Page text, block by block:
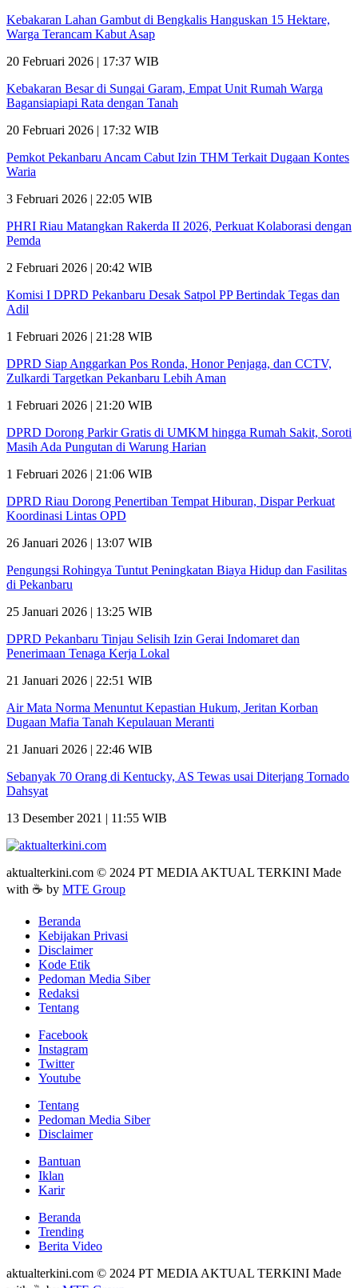
Kebakaran Lahan Gambut di Bengkalis Hanguskan 15 Hektare,
Warga Terancam Kabut Asap
20 Februari 2026 | 17:37 WIB
Kebakaran Besar di Sungai Garam, Empat Unit Rumah Warga
Bagansiapiapi Rata dengan Tanah
20 Februari 2026 | 17:32 WIB
Pemkot Pekanbaru Ancam Cabut Izin THM Terkait Dugaan Kontes
Waria
3 Februari 2026 | 22:05 WIB
PHRI Riau Matangkan Rakerda II 2026, Perkuat Kolaborasi dengan
Pemda
2 Februari 2026 | 20:42 WIB
Komisi I DPRD Pekanbaru Desak Satpol PP Bertindak Tegas dan
Adil
1 Februari 2026 | 21:28 WIB
DPRD Siap Anggarkan Pos Ronda, Honor Penjaga, dan CCTV,
Zulkardi Targetkan Pekanbaru Lebih Aman
1 Februari 2026 | 21:20 WIB
DPRD Dorong Parkir Gratis di UMKM hingga Rumah Sakit, Soroti
Masih Ada Pungutan di Warung Harian
1 Februari 2026 | 21:06 WIB
DPRD Riau Dorong Penertiban Tempat Hiburan, Dispar Perkuat
Koordinasi Lintas OPD
26 Januari 2026 | 13:07 WIB
Pengungsi Rohingya Tuntut Peningkatan Biaya Hidup dan Fasilitas
di Pekanbaru
25 Januari 2026 | 13:25 WIB
DPRD Pekanbaru Tinjau Selisih Izin Gerai Indomaret dan
Penerimaan Tenaga Kerja Lokal
21 Januari 2026 | 22:51 WIB
Air Mata Norma Menuntut Kepastian Hukum, Jeritan Korban
Dugaan Mafia Tanah Kepulauan Meranti
21 Januari 2026 | 22:46 WIB
Sebanyak 70 Orang di Kentucky, AS Tewas usai Diterjang Tornado
Dahsyat
13 Desember 2021 | 11:55 WIB
aktualterkini.com © 2024 PT MEDIA AKTUAL TERKINI Made
with ☕ by MTE Group
Beranda
Kebijakan Privasi
Disclaimer
Kode Etik
Pedoman Media Siber
Redaksi
Tentang
Facebook
Instagram
Twitter
Youtube
Tentang
Pedoman Media Siber
Disclaimer
Bantuan
Iklan
Karir
Beranda
Trending
Berita Video
aktualterkini.com © 2024 PT MEDIA AKTUAL TERKINI Made